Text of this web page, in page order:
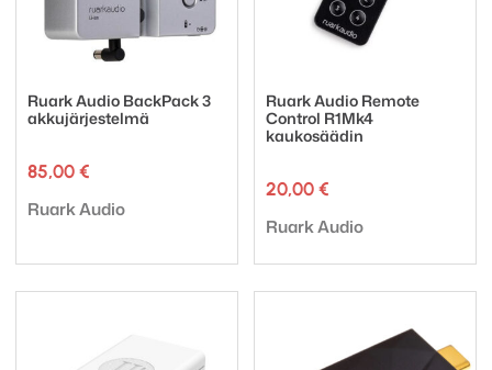
Ruark Audio BackPack 3
akkujärjestelmä
85,00 €
Tuotemerkki:
Ruark Audio
Ruark Audio Remote
Control R1Mk4
kaukosäädin
20,00 €
Tuotemerkki:
Ruark Audio